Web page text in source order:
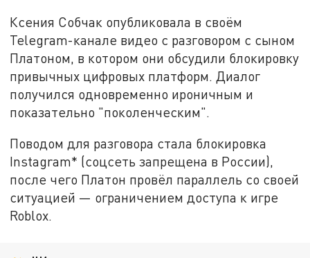
Ксения Собчак опубликовала в своём
Telegram-канале видео с разговором с сыном
Платоном, в котором они обсудили блокировку
привычных цифровых платформ. Диалог
получился одновременно ироничным и
показательно "поколенческим".
Поводом для разговора стала блокировка
Instagram* (соцсеть запрещена в России),
после чего Платон провёл параллель со своей
ситуацией — ограничением доступа к игре
Roblox.